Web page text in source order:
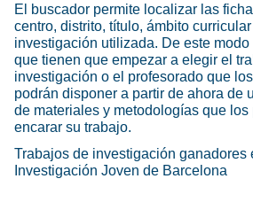
El buscador permite localizar las
centro, distrito, título, ámbito
investigación utilizada. De este
que tienen que empezar a elegir el
investigación o el profesorado que
podrán disponer a partir de ahora de
de materiales y metodologías que los
encarar su trabajo.
Trabajos de investigación ganadores
Investigación Joven de Barcelona